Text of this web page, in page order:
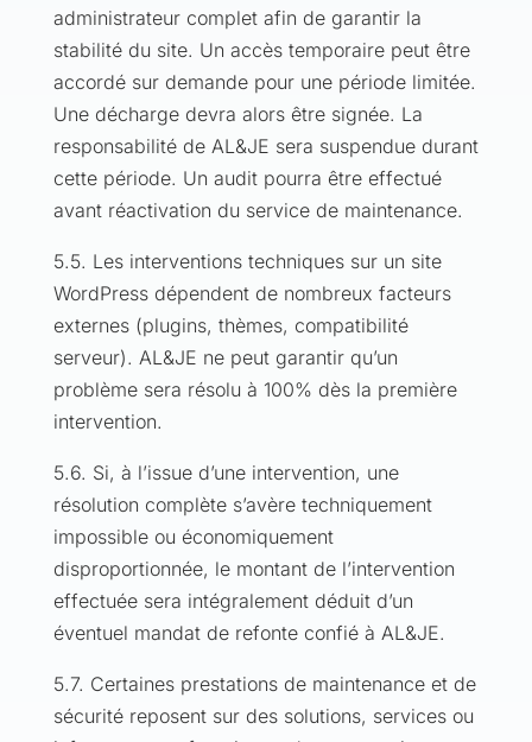
administrateur complet afin de garantir la
stabilité du site. Un accès temporaire peut être
accordé sur demande pour une période limitée.
Une décharge devra alors être signée. La
responsabilité de AL&JE sera suspendue durant
cette période. Un audit pourra être effectué
avant réactivation du service de maintenance.
5.5. Les interventions techniques sur un site
WordPress dépendent de nombreux facteurs
externes (plugins, thèmes, compatibilité
serveur). AL&JE ne peut garantir qu’un
problème sera résolu à 100% dès la première
intervention.
5.6. Si, à l’issue d’une intervention, une
résolution complète s’avère techniquement
impossible ou économiquement
disproportionnée, le montant de l’intervention
effectuée sera intégralement déduit d’un
éventuel mandat de refonte confié à AL&JE.
5.7. Certaines prestations de maintenance et de
sécurité reposent sur des solutions, services ou